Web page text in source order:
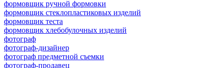
формовщик ручной формовки
формовщик стеклопластиковых изделий
формовщик теста
формовщик хлебобулочных изделий
фотограф
фотограф-дизайнер
фотограф предметной съемки
фотограф-продавец